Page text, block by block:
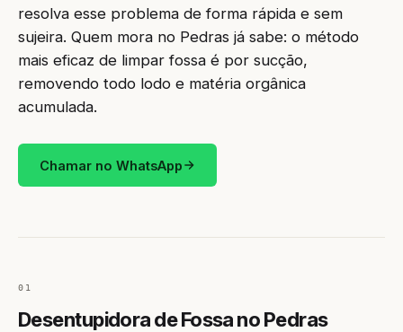
resolva esse problema de forma rápida e sem
sujeira. Quem mora no Pedras já sabe: o método
mais eficaz de limpar fossa é por sucção,
removendo todo lodo e matéria orgânica
acumulada.
Chamar no WhatsApp
01
Desentupidora de Fossa no Pedras